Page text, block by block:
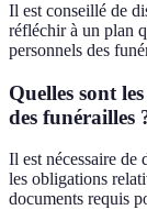
Il est conseillé de
réfléchir à un plan
personnels des
Quelles sont
des funérailles
Il est nécessaire de
les obligations
documents requis